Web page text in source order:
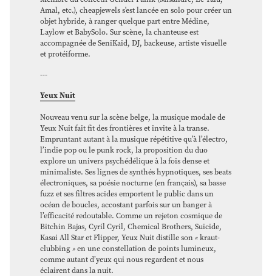
Amal, etc.), cheapjewels s'est lancée en solo pour créer un
objet hybride, à ranger quelque part entre Médine,
Laylow et BabySolo. Sur scène, la chanteuse est
accompagnée de SeniKaid, DJ, backeuse, artiste visuelle
et protéiforme.
---
Yeux Nuit
Nouveau venu sur la scène belge, la musique modale de
Yeux Nuit fait fit des frontières et invite à la transe.
Empruntant autant à la musique répétitive qu’à l’électro,
l’indie pop ou le punk rock, la proposition du duo
explore un univers psychédélique à la fois dense et
minimaliste. Ses lignes de synthés hypnotiques, ses beats
électroniques, sa poésie nocturne (en français), sa basse
fuzz et ses filtres acides emportent le public dans un
océan de boucles, accostant parfois sur un banger à
l’efficacité redoutable. Comme un rejeton cosmique de
Bitchin Bajas, Cyril Cyril, Chemical Brothers, Suicide,
Kasai All Star et Flipper, Yeux Nuit distille son «kraut-
clubbing»en une constellation de points lumineux,
comme autant d’yeux qui nous regardent et nous
éclairent dans la nuit.